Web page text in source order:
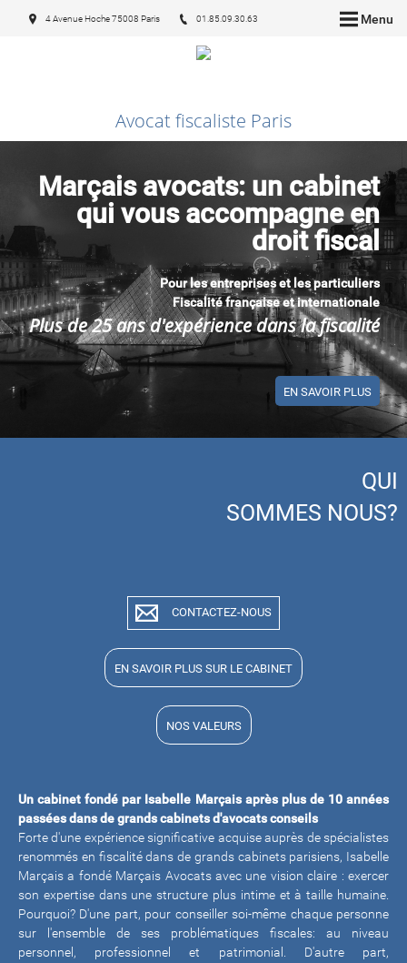
Menu
Avocat fiscaliste Paris
4 Avenue Hoche 75008 Paris 01.85.09.30.63
Marçais avocats: un cabinet
qui vous accompagne en
droit fiscal
Pour les entreprises et les particuliers
​​​​​​​Fiscalité française et internationale
Plus de 25 ans d'expérience dans la fiscalité
EN SAVOIR PLUS
QUI
SOMMES NOUS?
CONTACTEZ-NOUS
EN SAVOIR PLUS SUR LE CABINET
NOS VALEURS
Un cabinet fondé par Isabelle Marçais après plus de 10 années
passées dans de grands cabinets d'avocats conseils
Forte d'une expérience significative acquise auprès de spécialistes
renommés en fiscalité dans de grands cabinets parisiens, Isabelle
Marçais a fondé Marçais Avocats avec une vision claire : exercer
son expertise dans une structure plus intime et à taille humaine.
Pourquoi? D'une part, pour conseiller soi-même chaque personne
sur l'ensemble de ses problématiques fiscales: au niveau
personnel, professionnel et patrimonial. D'autre part,